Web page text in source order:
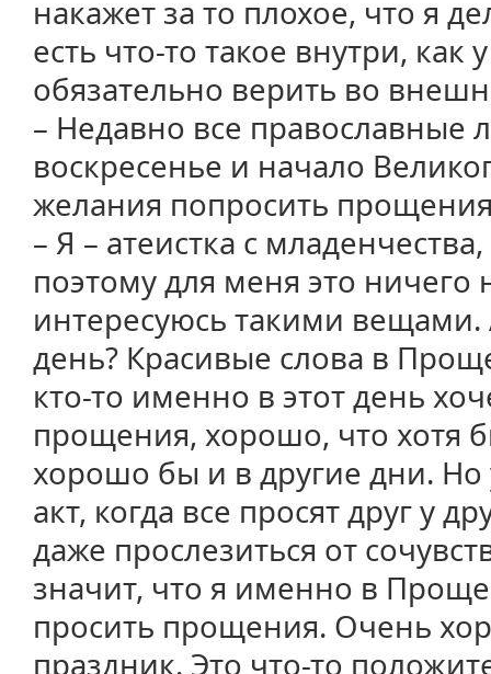
накажет за то плохое, что я
есть что-то такое внутри,
обязательно верить во
– Недавно все
воскресенье и начало
желания попросить прощения
– Я – атеистка с
поэтому для меня это ничего
интересуюсь такими
день? Красивые слова в
кто-то именно в этот день
прощения, хорошо, что хотя
хорошо бы и в другие дни. Но
акт, когда все просят друг у
даже прослезиться от
значит, что я именно в
просить прощения. Очень
праздник. Это что-то